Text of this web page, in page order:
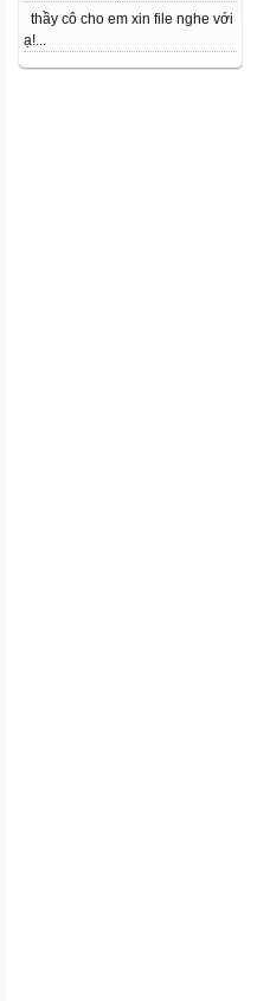
thầy cô cho em xin file nghe với
ạ!...